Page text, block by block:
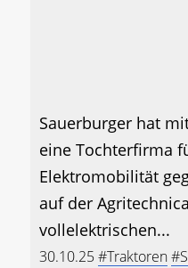
Sauerburger hat
eine Tochterfirma
Elektromobilität
auf der
vollelektrischen...
30.10.25#Traktoren